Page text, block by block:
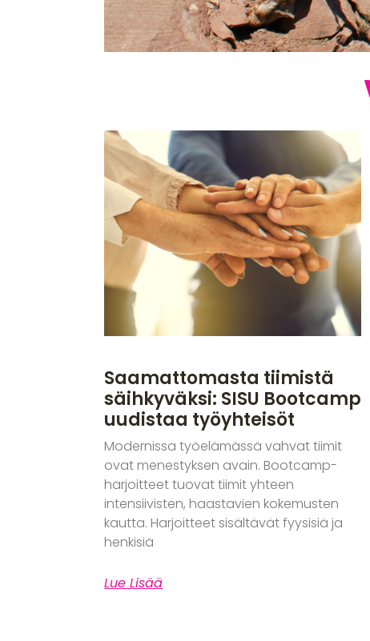
Saamattomasta tiimistä
säihkyväksi: SISU Bootcamp
uudistaa työyhteisöt
Modernissa työelämässä vahvat tiimit
ovat menestyksen avain. Bootcamp-
harjoitteet tuovat tiimit yhteen
intensiivisten, haastavien kokemusten
kautta. Harjoitteet sisältävät fyysisiä ja
henkisiä
Lue Lisää